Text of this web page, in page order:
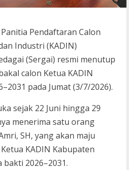
Panitia Pendaftaran Calon
Industri (KADIN)
(Sergai) resmi menutup
calon Ketua KADIN
pada Jumat (3/7/2026).
sejak 22 Juni hingga 29
menerima satu orang
SH, yang akan maju
KADIN Kabupaten
bakti 2026–2031.